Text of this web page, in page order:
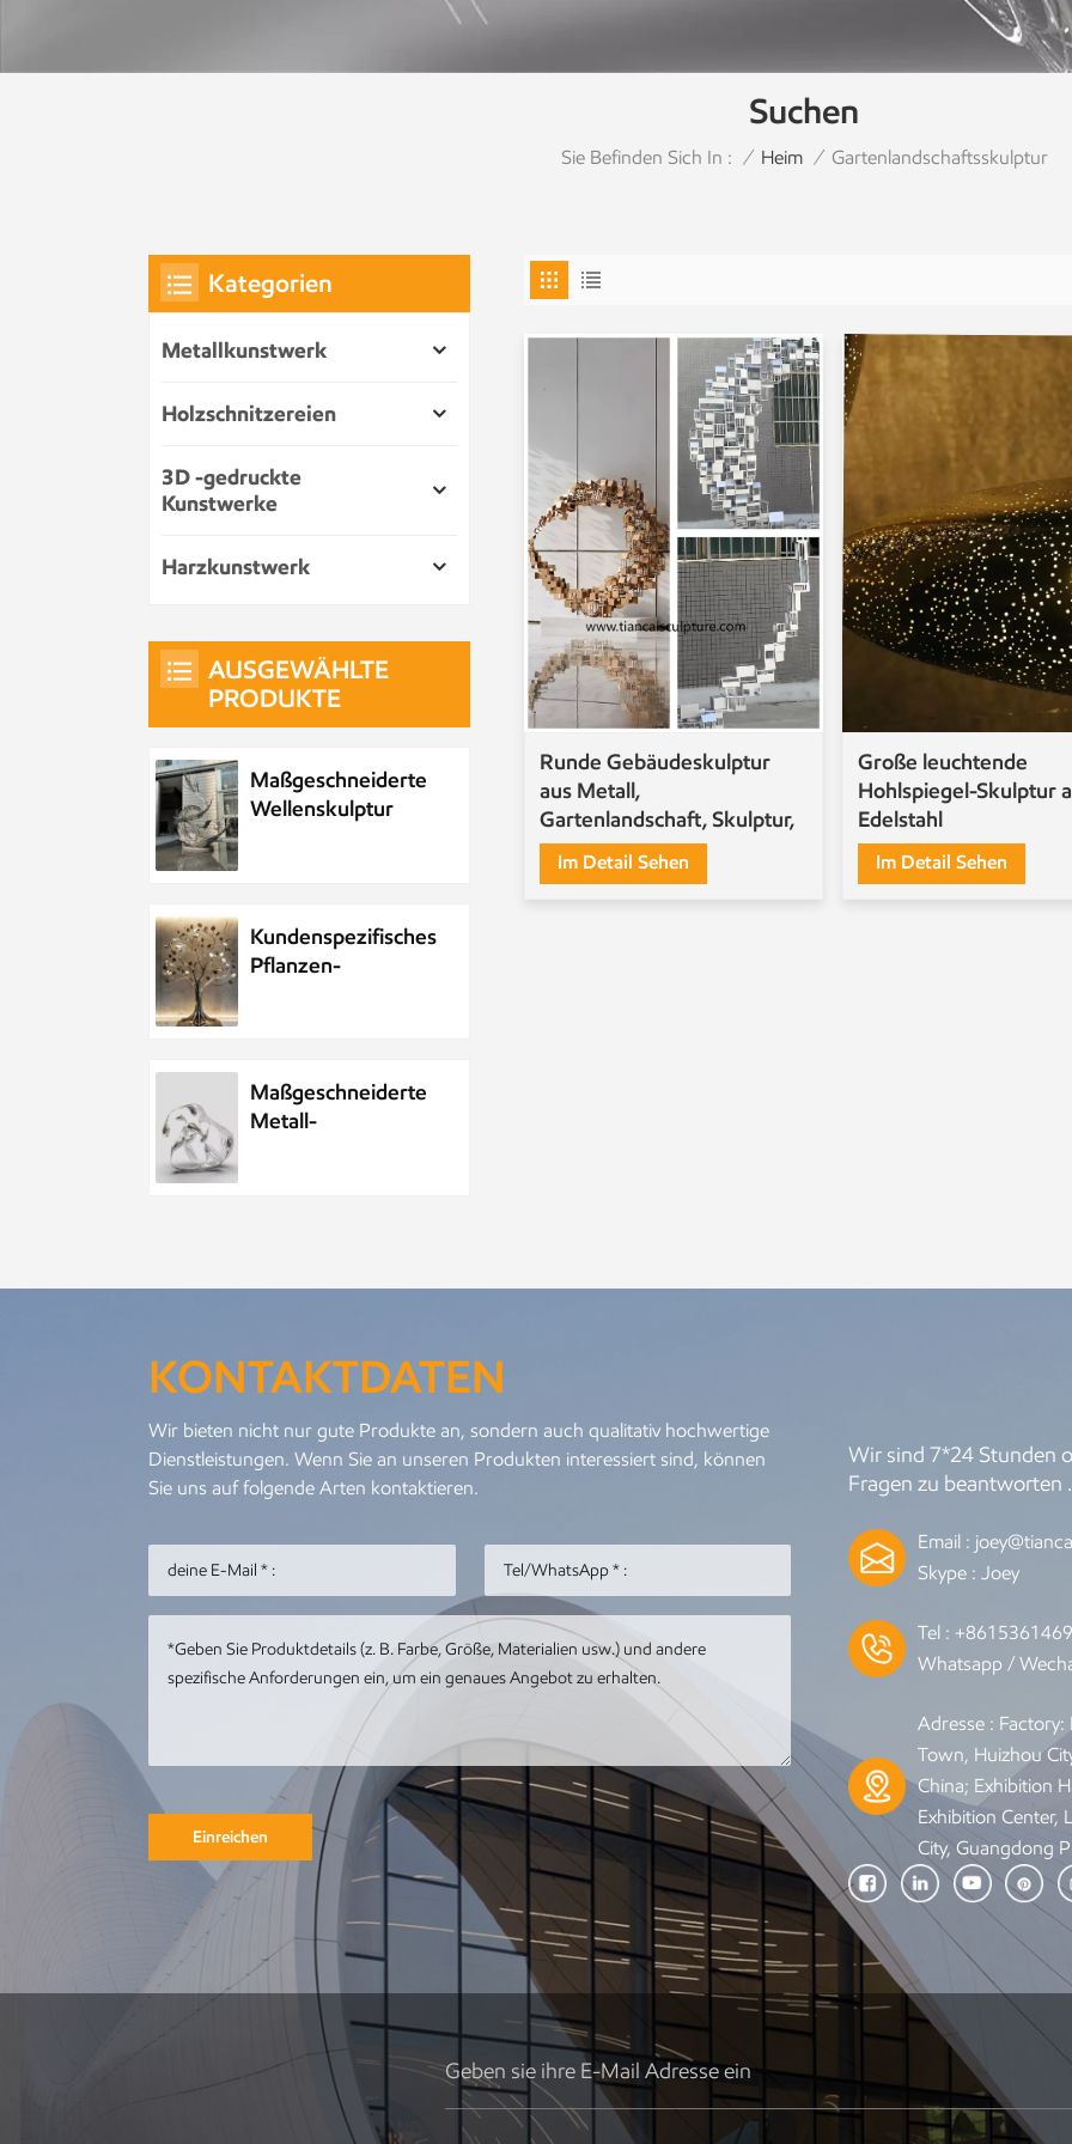
Suchen
Sie Befinden Sich In : / Heim / Gartenlandschaftsskulptur
Runde Gebäudeskulptur
aus Metall,
Gartenlandschaft, Skulptur,
Kunstinstallation
Im Detail Sehen
Große leuchtende
Hohlspiegel-Skulptur
Edelstahl
Im Detail Sehen
Kategorien
Metallkunstwerk
Holzschnitzereien
3D -gedruckte
Kunstwerke
Harzkunstwerk
AUSGEWÄHLTE
PRODUKTE
Maßgeschneiderte
Wellenskulptur
Kundenspezifisches
Pflanzen-
Maßgeschneiderte
Metall-
Edelstahl im Park,
Nachtszenenskulptur
Meeresleben-
Abstraktes
Goldfisch-
Metall und
Edelstahl
Personalisierter
Metallanhänger
mit Meereswal-
Kunstwerk
Metall-Edelstahl-
Tier-Metall-Pfau-
Skulptur
Runde
Gebäudeskulptur
aus Metall,
Gartenlandschaft,
Skulptur,
Kunstinstallation
KONTAKTDATEN
Wir bieten nicht nur gute Produkte an, sondern auch qualitativ hochwertige
Dienstleistungen. Wenn Sie an unseren Produkten interessiert sind, können
Sie uns auf folgende Arten kontaktieren.
Einreichen
Wir sind 7*24 Stunden
Fragen zu beantworten .
Email :
Skype :Joey
Tel :
Whatsapp /
Adresse :
Town, Huizhou
China; Exhibition
Exhibition Center,
City, Guangdong